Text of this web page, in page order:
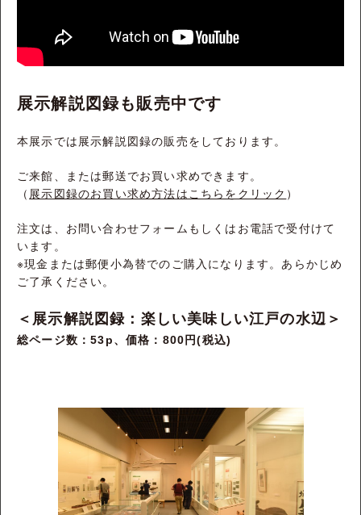
展示解説図録も販売中です
本展示では展示解説図録の販売をしております。
ご来館、または郵送でお買い求めできます。
（ 展示図録のお買い求め方法はこちらをクリック ）
注文は、お問い合わせフォームもしくはお電話で受付けて
います。
※現金または郵便小為替でのご購入になります。あらかじめ
ご了承ください。
＜展示解説図録：楽しい美味しい江戸の水辺＞
総ページ数：53p、価格：800円(税込)